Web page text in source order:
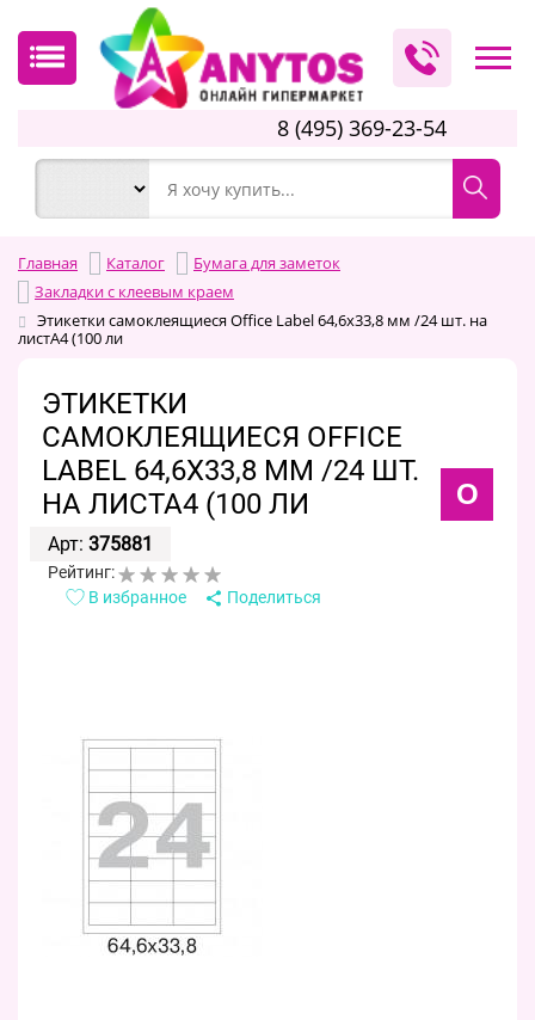
8 (495) 369-23-54
Главная Каталог
Бумага для заметок
Закладки с клеевым краем
Этикетки самоклеящиеся Office Label 64,6х33,8 мм /24 шт. на
листА4 (100 ли
ЭТИКЕТКИ
САМОКЛЕЯЩИЕСЯ OFFICE
LABEL 64,6Х33,8 ММ /24 ШТ.
НА ЛИСТА4 (100 ЛИ
O
Арт: 375881
Рейтинг:
В избранное
Поделиться